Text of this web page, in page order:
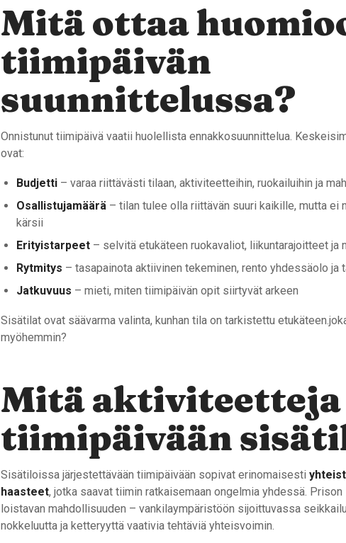
Mitä ottaa
tiimipäivän
suunnittelussa?
Onnistunut tiimipäivä vaatii huolellista ennakkosuunnittelua.
ovat:
Budjetti – varaa riittävästi tilaan, aktiviteetteihin, ruokailuihin ja
Osallistujamäärä – tilan tulee olla riittävän suuri kaikille, mutta ei
kärsii
Erityistarpeet – selvitä etukäteen ruokavaliot, liikuntarajoitteet ja
Rytmitys – tasapainota aktiivinen tekeminen, rento yhdessäolo ja
Jatkuvuus – mieti, miten tiimipäivän opit siirtyvät arkeen
Sisätilat ovat säävarma valinta, kunhan tila on tarkistettu
myöhemmin?
Mitä aktiviteetteja
tiimipäivään
Sisätiloissa järjestettävään tiimipäivään sopivat erinomaisesti
haasteet, jotka saavat tiimin ratkaisemaan ongelmia yhdessä. Prison
loistavan mahdollisuuden – vankilaympäristöön sijoittuvassa
nokkeluutta ja ketteryyttä vaativia tehtäviä yhteisvoimin.